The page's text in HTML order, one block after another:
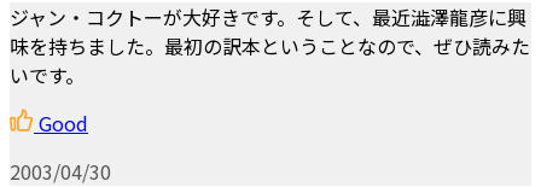
ジャン・コクトーが大好きです。そして、最近澁澤龍彦に興
味を持ちました。最初の訳本ということなので、ぜひ読みた
いです。
Good
2003/04/30